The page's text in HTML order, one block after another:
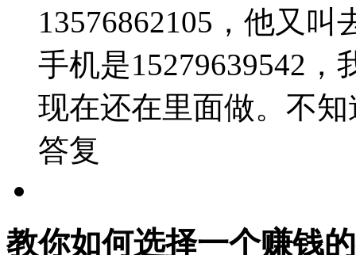
13576862105，他又
手机是15279639542，
现在还在里面做。不
答复
教你如何选择一个赚钱